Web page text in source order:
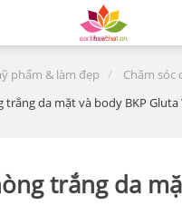
phẩm & làm đẹp Chăm sóc
da mặt và body BKP Gluta
trắng da